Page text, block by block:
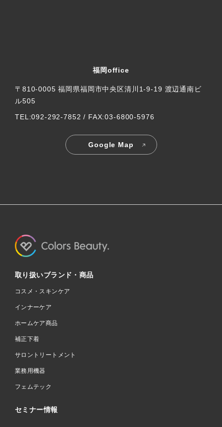
福岡office
〒810-0005 福岡県福岡市中央区清川1-9-19 渡辺通南ビ
ル505
TEL:092-292-7852 / FAX:03-6800-5976
Google Map
取り扱いブランド・商品
コスメ・スキンケア
インナーケア
ホームケア商品
補正下着
サロントリートメント
業務用機器
フェムテック
セミナー情報